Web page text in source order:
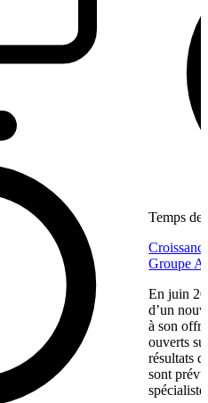
Temps de
Groupe
En juin
d’un
à son
ouverts
résultats
sont